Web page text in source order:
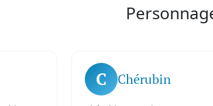
C Chérubin